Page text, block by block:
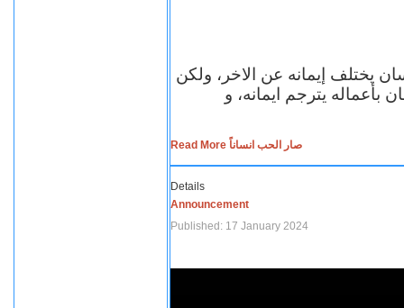
يختلف إيمانه عن الاخر، ولكن
بأعماله يترجم ايمانه، و
Read More صار الحب انساناً
Details
Announcement
Published: 17 January 2024